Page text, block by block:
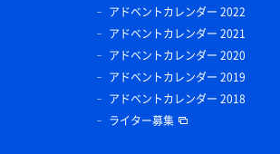
アドベントカレンダー 2022
アドベントカレンダー 2021
アドベントカレンダー 2020
アドベントカレンダー 2019
アドベントカレンダー 2018
ライター募集